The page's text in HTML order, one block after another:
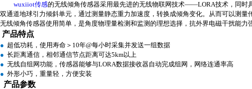
wuxiiot传感的无线倾角传感器采用最先进的无线物联网技术——LORA技术，同时
双通道地球引力倾斜单元，通过测量静态重力加速度，转换成倾角变化。从而可以测
无线倾角传感器使用简单，是角度物理量检测和监测 的理想选择，抗外界电磁干扰能力
产品特点
● 超低功耗 ， 使用寿命 ＞10年@每小时采集并发送一组数据
● 长距离通信，相邻通信节点距离可达5km以上
● 无线自组网功能，传感器能够与LORA数据接收器自动完成组网，网络连通率高
● 外形小巧，重量轻，方便安装
产品参数